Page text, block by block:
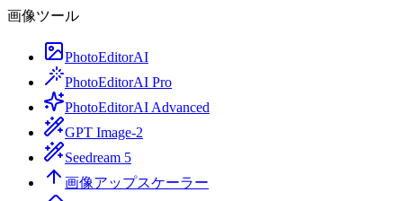
画像ツール
PhotoEditorAI
PhotoEditorAI Pro
PhotoEditorAI Advanced
GPT Image-2
Seedream 5
画像アップスケーラー